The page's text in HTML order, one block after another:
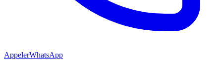
AppelerWhatsApp